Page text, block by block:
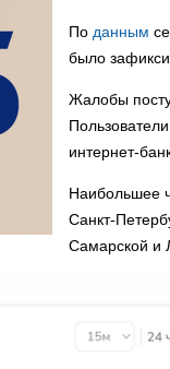
По данным
было
Жалобы
интернет-
Наибольшее
Санкт-
Самарской и